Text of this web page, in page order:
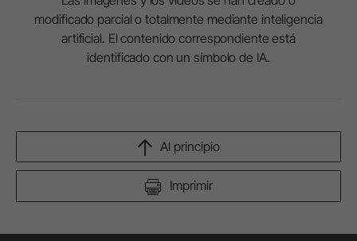
modificado parcial o totalmente mediante inteligencia
artificial. El contenido correspondiente está
identificado con un símbolo de IA.
Imprimir
Al principio